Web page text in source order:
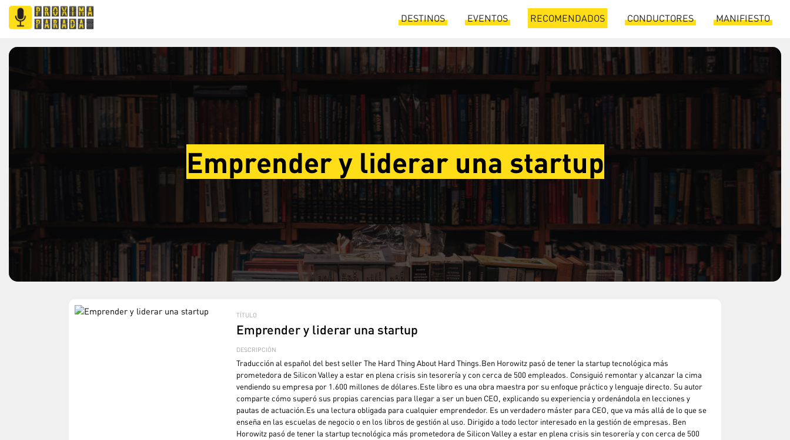
DESTINOS EVENTOS RECOMENDADOS CONDUCTORES MANIFIESTO
Emprender y liderar una startup
TÍTULO
Emprender y liderar una startup
DESCRIPCIÓN
Traducción al español del best seller The Hard Thing About Hard Things.Ben Horowitz pasó de tener la startup tecnológica más
prometedora de Silicon Valley a estar en plena crisis sin tesorería y con cerca de 500 empleados. Consiguió remontar y alcanzar la cima
vendiendo su empresa por 1.600 millones de dólares.Este libro es una obra maestra por su enfoque práctico y lenguaje directo. Su autor
comparte cómo superó sus propias carencias para llegar a ser un buen CEO, explicando su experiencia y ordenándola en lecciones y
pautas de actuación.Es una lectura obligada para cualquier emprendedor. Es un verdadero máster para CEO, que va más allá de lo que se
enseña en las escuelas de negocio o en los libros de gestión al uso. Dirigido a todo lector interesado en la gestión de empresas. Ben
Horowitz pasó de tener la startup tecnológica más prometedora de Silicon Valley a estar en plena crisis sin tesorería y con cerca de 500